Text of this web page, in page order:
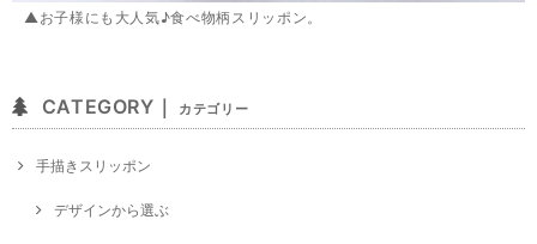
▲お子様にも大人気♪食べ物柄スリッポン。
CATEGORY｜ カテゴリー
手描きスリッポン
デザインから選ぶ